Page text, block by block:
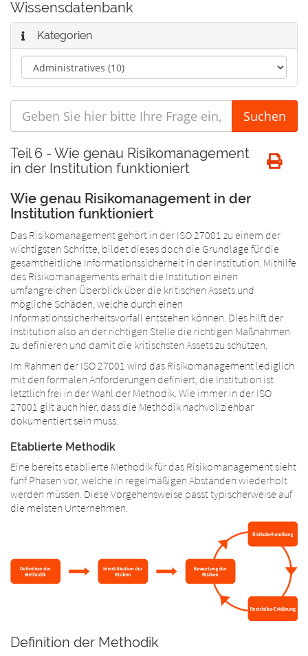
Wissensdatenbank
Kategorien
Teil 6 - Wie genau Risikomanagement
in der Institution funktioniert
Wie genau Risikomanagement in der
Institution funktioniert
Das Risikomanagement gehört in der ISO 27001 zu einem der
wichtigsten Schritte, bildet dieses doch die Grundlage für die
gesamtheitliche Informationssicherheit in der Institution. Mithilfe
des Risikomanagements erhält die Institution einen
umfangreichen Überblick über die kritischen Assets und
mögliche Schäden, welche durch einen
Informationssicherheitsvorfall entstehen können. Dies hilft der
Institution also an der richtigen Stelle die richtigen Maßnahmen
zu definieren und damit die kritischsten Assets zu schützen.
Im Rahmen der ISO 27001 wird das Risikomanagement lediglich
mit den formalen Anforderungen definiert, die Institution ist
letztlich frei in der Wahl der Methodik. Wie immer in der ISO
27001 gilt auch hier, dass die Methodik nachvollziehbar
dokumentiert sein muss.
Etablierte Methodik
Eine bereits etablierte Methodik für das Risikomanagement sieht
fünf Phasen vor, welche in regelmäßigen Abständen wiederholt
werden müssen. Diese Vorgehensweise passt typischerweise auf
die meisten Unternehmen.
Definition der Methodik